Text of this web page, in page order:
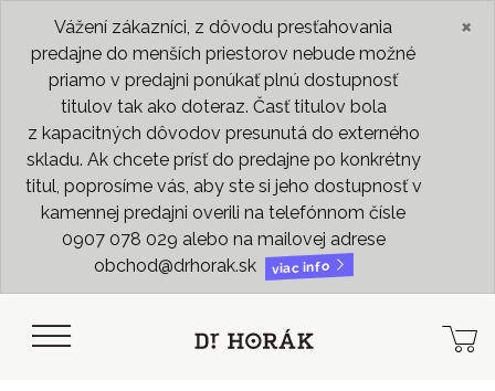
Vážení zákazníci, z dôvodu presťahovania
predajne do menších priestorov nebude možné
priamo v predajni ponúkať plnú dostupnosť
titulov tak ako doteraz. Časť titulov bola
z kapacitných dôvodov presunutá do externého
skladu. Ak chcete prísť do predajne po konkrétny
titul, poprosíme vás, aby ste si jeho dostupnosť v
kamennej predajni overili na telefónnom čísle
0907 078 029 alebo na mailovej adrese
obchod@drhorak.sk
viac info
×